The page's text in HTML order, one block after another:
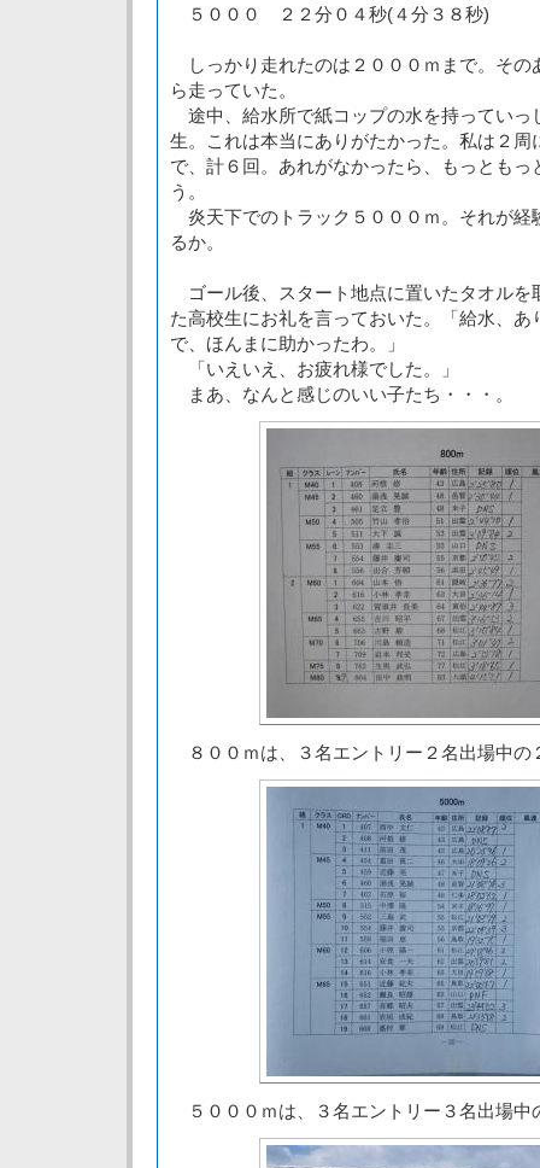
５０００ ２２分０４秒(４分３８秒)
しっかり走れたのは２０００ｍまで。その
ら走っていた。
途中、給水所で紙コップの水を持っていっ
生。これは本当にありがたかった。私は２周
で、計６回。あれがなかったら、もっともっ
う。
炎天下でのトラック５０００ｍ。それが経
るか。
ゴール後、スタート地点に置いたタオルを
た高校生にお礼を言っておいた。「給水、あ
で、ほんまに助かったわ。」
「いえいえ、お疲れ様でした。」
まあ、なんと感じのいい子たち・・・。
８００ｍは、３名エントリー２名出場中の
５０００ｍは、３名エントリー３名出場中